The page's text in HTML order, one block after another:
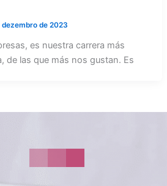
dezembro de 2023
es nuestra carrera más
de las que más nos gustan. Es